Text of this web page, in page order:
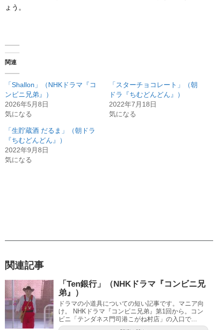
ょう。
関連
「Shallon」（NHKドラマ『コ
ンビニ兄弟』）
2026年5月8日
気になる
「スターチョコレート」（朝
ドラ『ちむどんどん』）
2022年7月18日
気になる
「生貯蔵酒 だるま」（朝ドラ
『ちむどんどん』）
2022年9月8日
気になる
関連記事
「Ten銀行」（NHKドラマ『コンビニ兄
弟』）
ドラマの小道具についての短い記事です。マニア向
け。 NHKドラマ『コンビニ兄弟』第1回から。コン
ビニ「テンダネス門司港こがね村店」の入口で...